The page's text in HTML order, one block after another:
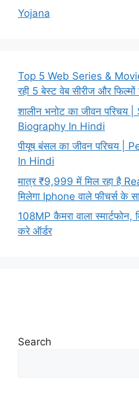
Yojana
Top 5 Web Series &
रही 5 बेस्ट वेब सीरीज और
शालीन भनोट का जीवन
Biography In Hindi
पीयूष बंसल का जीवन परिचय |
In Hindi
मात्र ₹9,999 में मिल रहा है
मिलेगा Iphone वाले फीचर्स के
108MP कैमरा वाला
करे ऑर्डर
Search